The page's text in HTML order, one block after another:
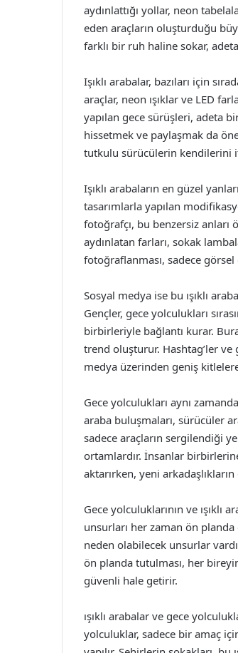
aydınlattığı yollar, neon
eden araçların oluşturduğu
farklı bir ruh haline sokar,
Işıklı arabalar, bazıları için
araçlar, neon ışıklar ve LED
yapılan gece sürüşleri, adeta
hissetmek ve paylaşmak da
tutkulu sürücülerin kendilerini
Işıklı arabaların en güzel
tasarımlarla yapılan
fotoğrafçı, bu benzersiz anları
aydınlatan farları, sokak
fotoğraflanması, sadece
Sosyal medya ise bu ışıklı
Gençler, gece yolculukları
birbirleriyle bağlantı kurar.
trend oluşturur. Hashtag’ler ve
medya üzerinden geniş
Gece yolculukları aynı
araba buluşmaları, sürücüler
sadece araçların sergilendiği
ortamlardır. İnsanlar
aktarırken, yeni arkadaşlıkların
Gece yolculuklarının ve
unsurları her zaman ön planda
neden olabilecek unsurlar
ön planda tutulması, her
güvenli hale getirir.
ışıklı arabalar ve gece
yolculuklar, sadece bir amaç